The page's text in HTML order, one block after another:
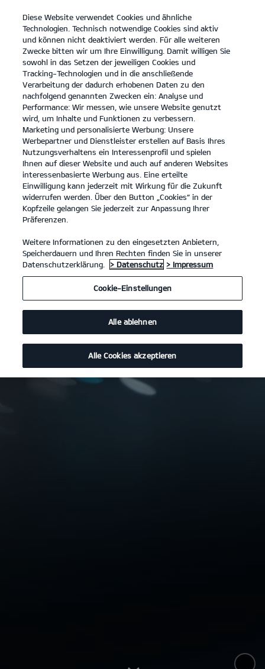
open
menu
KONTAKT
Der EV9 GT
... ... DER EV9 GT
Der neue Kia EV9 GT.
Vollelektrische SUV-Power.
Diese Website verwendet Cookies und ähnliche
Technologien. Technisch notwendige Cookies sind aktiv
und können nicht deaktiviert werden. Für alle weiteren
Zwecke bitten wir um Ihre Einwilligung. Damit willigen Sie
sowohl in das Setzen der jeweiligen Cookies und
Tracking-Technologien und in die anschließende
Verarbeitung der dadurch erhobenen Daten zu den
nachfolgend genannten Zwecken ein: Analyse und
Performance: Wir messen, wie unsere Website genutzt
wird, um Inhalte und Funktionen zu verbessern.
Marketing und personalisierte Werbung: Unsere
Werbepartner und Dienstleister erstellen auf Basis Ihres
Nutzungsverhaltens ein Interessenprofil und spielen
Ihnen auf dieser Website und auch auf anderen Websites
interessenbasierte Werbung aus. Eine erteilte
Einwilligung kann jederzeit mit Wirkung für die Zukunft
widerrufen werden. Über den Button „Cookies“ in der
Kopfzeile gelangen Sie jederzeit zur Anpassung Ihrer
Präferenzen.
Weitere Informationen zu den eingesetzten Anbietern,
Speicherdauern und Ihren Rechten finden Sie in unserer
Datenschutzerklärung.
> Datenschutz > Impressum
Cookie-Einstellungen
Alle ablehnen
Alle Cookies akzeptieren